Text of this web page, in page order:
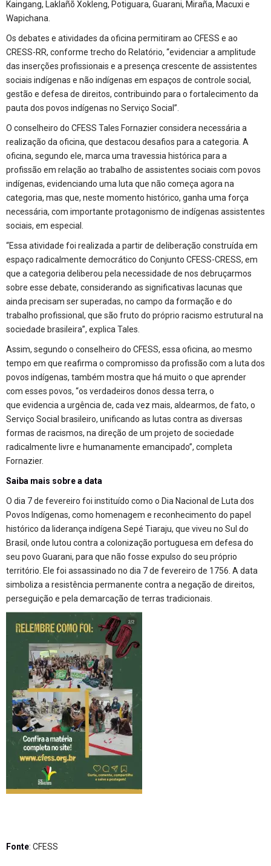
Kaingang, Laklañõ Xokleng, Potiguara, Guarani, Miraña, Macuxi e
Wapichana.
Os debates e atividades da oficina permitiram ao CFESS e ao
CRESS-RR, conforme trecho do Relatório, “evidenciar a amplitude
das inserções profissionais e a presença crescente de assistentes
sociais indígenas e não indígenas em espaços de controle social,
gestão e defesa de direitos, contribuindo para o fortalecimento da
pauta dos povos indígenas no Serviço Social”.
O conselheiro do CFESS Tales Fornazier considera necessária a
realização da oficina, que destacou desafios para a categoria. A
oficina, segundo ele, marca uma travessia histórica para a
profissão em relação ao trabalho de assistentes sociais com povos
indígenas, evidenciando uma luta que não começa agora na
categoria, mas que, neste momento histórico, ganha uma força
necessária, com importante protagonismo de indígenas assistentes
sociais, em especial.
“Essa atividade foi realizada a partir de deliberação construída em
espaço radicalmente democrático do Conjunto CFESS-CRESS, em
que a categoria deliberou pela necessidade de nos debruçarmos
sobre esse debate, considerando as significativas lacunas que
ainda precisam ser superadas, no campo da formação e do
trabalho profissional, que são fruto do próprio racismo estrutural na
sociedade brasileira”, explica Tales.
Assim, segundo o conselheiro do CFESS, essa oficina, ao mesmo
tempo em que reafirma o compromisso da profissão com a luta dos
povos indígenas, também mostra que há muito o que aprender
com esses povos, “os verdadeiros donos dessa terra, o
que evidencia a urgência de, cada vez mais, aldearmos, de fato, o
Serviço Social brasileiro, unificando as lutas contra as diversas
formas de racismos, na direção de um projeto de sociedade
radicalmente livre e humanamente emancipado”, completa
Fornazier.
Saiba mais sobre a data
O dia 7 de fevereiro foi instituído como o Dia Nacional de Luta dos
Povos Indígenas, como homenagem e reconhecimento do papel
histórico da liderança indígena Sepé Tiaraju, que viveu no Sul do
Brasil, onde lutou contra a colonização portuguesa em defesa do
seu povo Guarani, para que não fosse expulso do seu próprio
território. Ele foi assassinado no dia 7 de fevereiro de 1756. A data
simboliza a resistência permanente contra a negação de direitos,
perseguição e pela demarcação de terras tradicionais.
Fonte: CFESS